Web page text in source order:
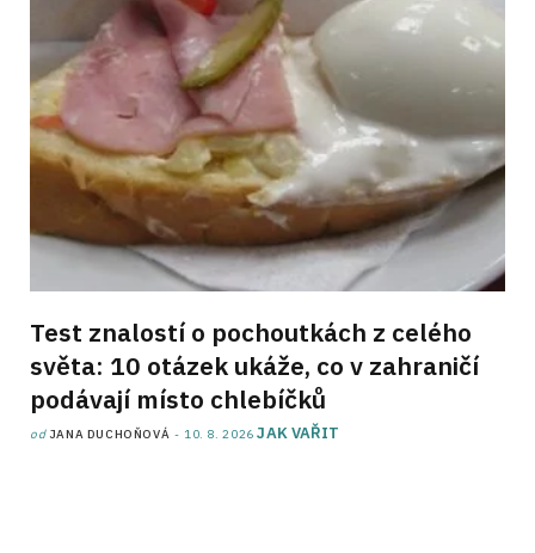
Test znalostí o pochoutkách z celého
světa: 10 otázek ukáže, co v zahraničí
podávají místo chlebíčků
od JANA DUCHOŇOVÁ 10. 8. 2026 JAK VAŘIT